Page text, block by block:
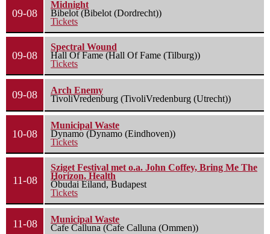
09-08
Midnight
Bibelot (Bibelot (Dordrecht))
Tickets
09-08
Spectral Wound
Hall Of Fame (Hall Of Fame (Tilburg))
Tickets
09-08
Arch Enemy
TivoliVredenburg (TivoliVredenburg (Utrecht))
10-08
Municipal Waste
Dynamo (Dynamo (Eindhoven))
Tickets
11-08
Sziget Festival met o.a. John Coffey, Bring Me The
Horizon, Health
Óbudai Eiland, Budapest
Tickets
11-08
Municipal Waste
Cafe Calluna (Cafe Calluna (Ommen))